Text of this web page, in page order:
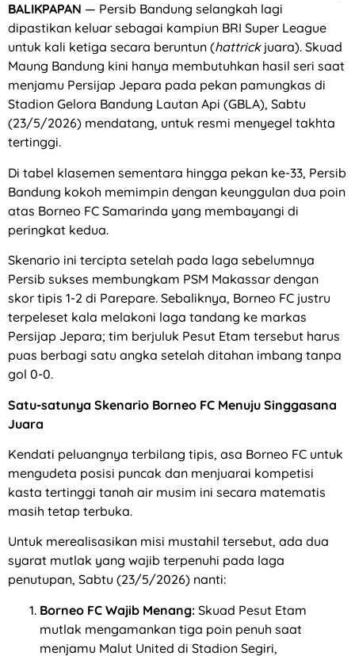
BALIKPAPAN — Persib Bandung selangkah lagi
dipastikan keluar sebagai kampiun BRI Super League
untuk kali ketiga secara beruntun (hattrickjuara). Skuad
Maung Bandung kini hanya membutuhkan hasil seri saat
menjamu Persijap Jepara pada pekan pamungkas di
Stadion Gelora Bandung Lautan Api (GBLA), Sabtu
(23/5/2026) mendatang, untuk resmi menyegel takhta
tertinggi.
Di tabel klasemen sementara hingga pekan ke-33, Persib
Bandung kokoh memimpin dengan keunggulan dua poin
atas Borneo FC Samarinda yang membayangi di
peringkat kedua.
Skenario ini tercipta setelah pada laga sebelumnya
Persib sukses membungkam PSM Makassar dengan
skor tipis 1-2 di Parepare. Sebaliknya, Borneo FC justru
terpeleset kala melakoni laga tandang ke markas
Persijap Jepara; tim berjuluk Pesut Etam tersebut harus
puas berbagi satu angka setelah ditahan imbang tanpa
gol 0-0.
Satu-satunya Skenario Borneo FC Menuju Singgasana
Juara
Kendati peluangnya terbilang tipis, asa Borneo FC untuk
mengudeta posisi puncak dan menjuarai kompetisi
kasta tertinggi tanah air musim ini secara matematis
masih tetap terbuka.
Untuk merealisasikan misi mustahil tersebut, ada dua
syarat mutlak yang wajib terpenuhi pada laga
penutupan, Sabtu (23/5/2026) nanti:
Borneo FC Wajib Menang: Skuad Pesut Etam
mutlak mengamankan tiga poin penuh saat
menjamu Malut United di Stadion Segiri,